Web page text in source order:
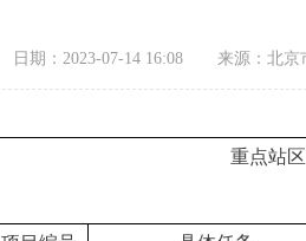
日期：2023-07-14 16:08 来源：北京
重点站区